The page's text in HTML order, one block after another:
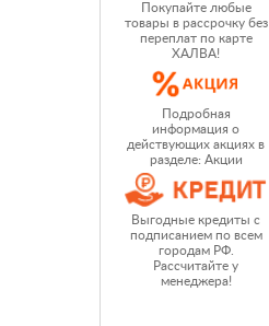
Покупайте любые
товары в рассрочку без
переплат по карте
ХАЛВА!
Подробная
информация о
действующих акциях в
разделе: Акции
Выгодные кредиты с
подписанием по всем
городам РФ.
Рассчитайте у
менеджера!